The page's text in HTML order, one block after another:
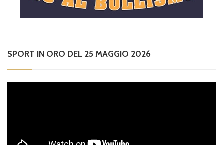
SPORT IN ORO DEL 25 MAGGIO 2026